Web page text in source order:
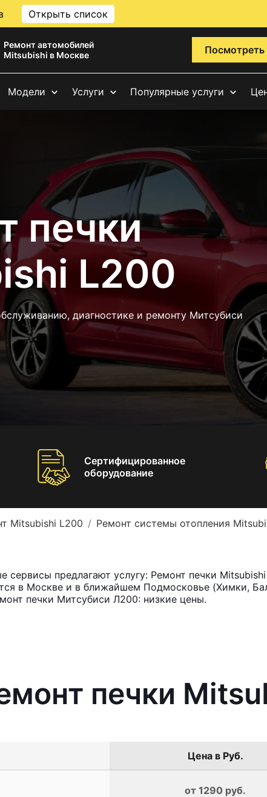
Открыть список
Ремонт автомобилей
Mitsubishi в Москве
Посмотреть
Модели Услуги Популярные услуги
печки
L200
диагностике и ремонту Митсубиси
Сертифицированное
оборудование
Mitsubishi L200 Ремонт системы отопления
сервисы предлагают услугу: Ремонт печки
в Москве и в ближайшем Подмосковье (Химки,
печки Митсубиси Л200: низкие цены.
печки
Цена в Руб.
от 1290 руб.